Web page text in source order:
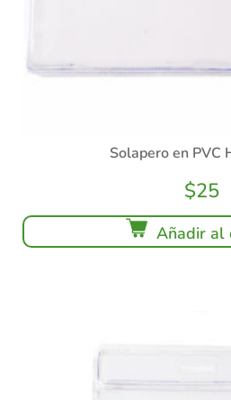
Solapero en PVC
$25
Añadir al